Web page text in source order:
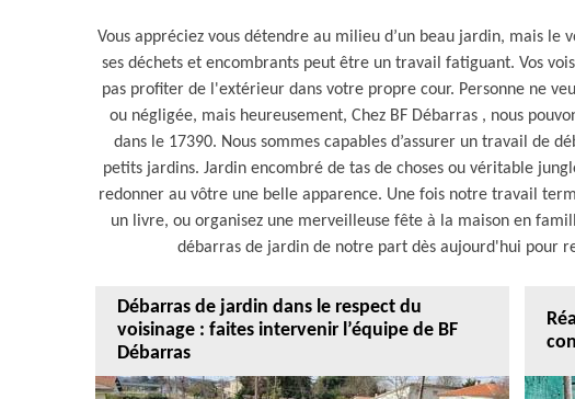
Vous appréciez vous détendre au milieu d’un beau jardin, mais
ses déchets et encombrants peut être un travail fatiguant. Vos
pas profiter de l'extérieur dans votre propre cour. Personne ne
ou négligée, mais heureusement, Chez BF Débarras , nous
dans le 17390. Nous sommes capables d’assurer un travail de
petits jardins. Jardin encombré de tas de choses ou véritable
redonner au vôtre une belle apparence. Une fois notre travail
un livre, ou organisez une merveilleuse fête à la maison en
débarras de jardin de notre part dès aujourd'hui pour
Débarras de jardin dans le respect du
voisinage : faites intervenir l’équipe de BF
Débarras